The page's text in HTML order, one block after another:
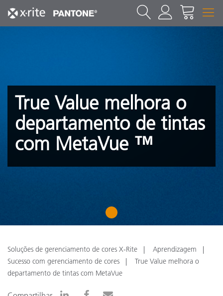
True Value melhora o
departamento de tintas
com MetaVue ™
1
Soluções de gerenciamento de cores X-Rite
Aprendizagem
Sucesso com gerenciamento de cores
True Value melhora o
departamento de tintas com MetaVue